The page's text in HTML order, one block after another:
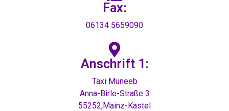
Fax:
06134 5659090
Anschrift 1:
Taxi Muneeb
Anna-Birle-Straße 3
55252,Mainz-Kastel